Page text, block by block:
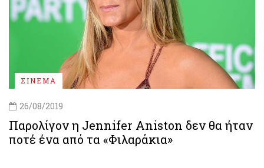
ΣΙΝΕΜΑ
26/08/2019
Παρολίγον η Jennifer Aniston δεν θα ήταν
ποτέ ένα από τα «Φιλαράκια»